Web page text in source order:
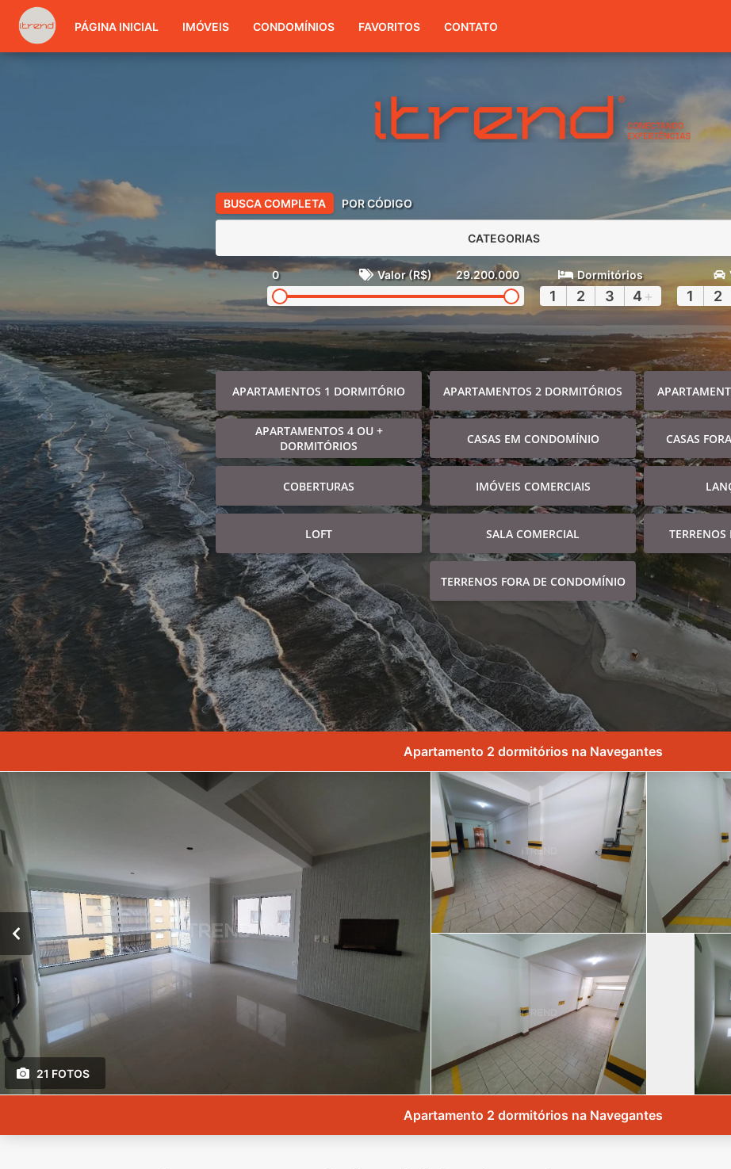
(51) 3416-7300
PÁGINA INICIAL IMÓVEIS CONDOMÍNIOS FAVORITOS CONTATO
BUSCA COMPLETA POR CÓDIGO
CATEGORIAS
0 Valor (R$) 29.200.000 Dormitórios
1 2 3 4 + 1 2
APARTAMENTOS 1 DORMITÓRIO APARTAMENTOS 2 DORMITÓRIOS
APARTAMENTOS 4 OU +
DORMITÓRIOS
CASAS EM CONDOMÍNIO CASAS
COBERTURAS IMÓVEIS COMERCIAIS
LOFT SALA COMERCIAL
TERRENOS FORA DE CONDOMÍNIO
Apartamento 2 dormitórios na Navegantes
21 FOTOS
Apartamento 2 dormitórios na Navegantes